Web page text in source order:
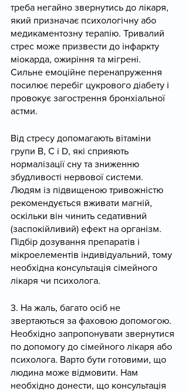
треба негайно звернутись до лікаря,
який призначає психологічну або
медикаментозну терапію. Тривалий
стрес може призвести до інфаркту
міокарда, ожиріння та мігрені.
Сильне емоційне перенапруження
посилює перебіг цукрового діабету і
провокує загострення бронхіальної
астми.
Від стресу допомагають вітаміни
групи В, С і D, які сприяють
нормалізації сну та зниженню
збудливості нервової системи.
Людям із підвищеною тривожністю
рекомендується вживати магній,
оскільки він чинить седативний
(заспокійливий) ефект на організм.
Підбір дозування препаратів і
мікроелементів індивідуальний, тому
необхідна консультація сімейного
лікаря чи психолога.
3. На жаль, багато осіб не
звертаються за фаховою допомогою.
Необхідно запропонувати звернутися
по допомогу до сімейного лікаря або
психолога. Варто бути готовими, що
людина може відмовити. Нам
необхідно донести, що консультація